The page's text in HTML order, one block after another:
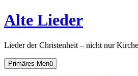
Zum
Inhalt
Alte Lieder
Lieder der Christenheit – nicht nur
Primäres Menü